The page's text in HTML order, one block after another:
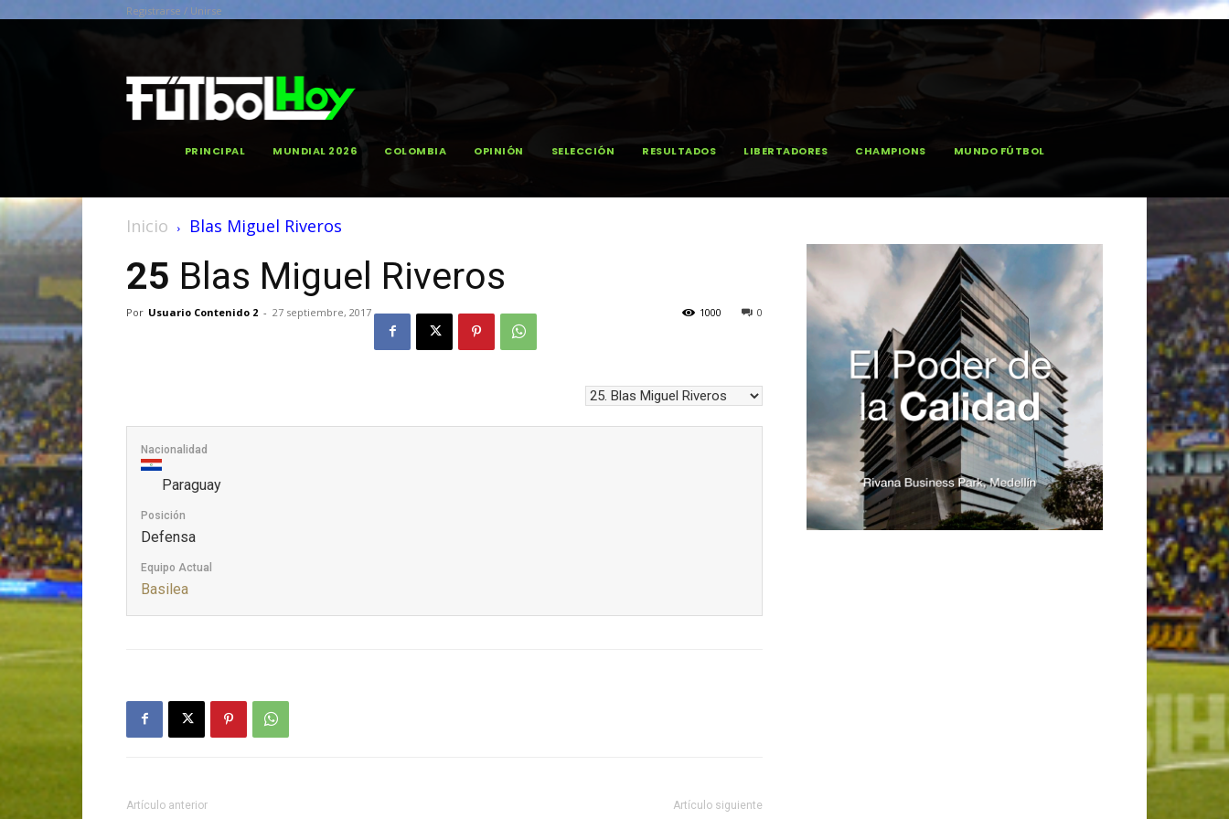
Registrarse / Unirse
PRINCIPAL MUNDIAL 2026 COLOMBIA OPINIÓN SELECCIÓN RESULTADOS LIBERTADORES CHAMPIONS MUNDO FÚTBOL
Inicio Blas Miguel Riveros
25 Blas Miguel Riveros
Por Usuario Contenido 2 - 27 septiembre, 2017 0
1000
Nacionalidad
Paraguay
Posición
Defensa
Equipo Actual
Basilea
Artículo anterior Artículo siguiente